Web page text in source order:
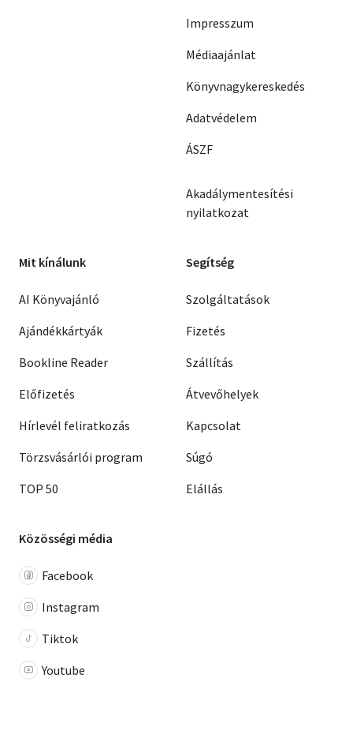
Impresszum
Médiaajánlat
Könyvnagykereskedés
Adatvédelem
ÁSZF
Akadálymentesítési
nyilatkozat
Mit kínálunk
AI Könyvajánló
Ajándékkártyák
Bookline Reader
Előfizetés
Hírlevél feliratkozás
Törzsvásárlói program
TOP 50
Segítség
Szolgáltatások
Fizetés
Szállítás
Átvevőhelyek
Kapcsolat
Súgó
Elállás
Közösségi média
Facebook
Instagram
Tiktok
Youtube